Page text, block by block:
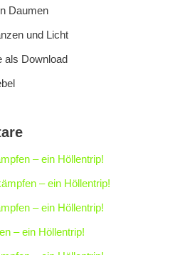
Daumen
und Licht
als Download
– ein Höllentrip!
– ein Höllentrip!
– ein Höllentrip!
– ein Höllentrip!